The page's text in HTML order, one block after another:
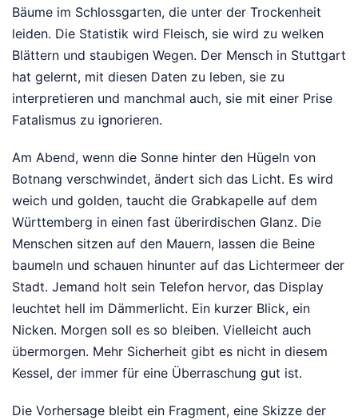
Bäume im Schlossgarten, die unter der Trockenheit
leiden. Die Statistik wird Fleisch, sie wird zu welken
Blättern und staubigen Wegen. Der Mensch in Stuttgart
hat gelernt, mit diesen Daten zu leben, sie zu
interpretieren und manchmal auch, sie mit einer Prise
Fatalismus zu ignorieren.
Am Abend, wenn die Sonne hinter den Hügeln von
Botnang verschwindet, ändert sich das Licht. Es wird
weich und golden, taucht die Grabkapelle auf dem
Württemberg in einen fast überirdischen Glanz. Die
Menschen sitzen auf den Mauern, lassen die Beine
baumeln und schauen hinunter auf das Lichtermeer der
Stadt. Jemand holt sein Telefon hervor, das Display
leuchtet hell im Dämmerlicht. Ein kurzer Blick, ein
Nicken. Morgen soll es so bleiben. Vielleicht auch
übermorgen. Mehr Sicherheit gibt es nicht in diesem
Kessel, der immer für eine Überraschung gut ist.
Die Vorhersage bleibt ein Fragment, eine Skizze der